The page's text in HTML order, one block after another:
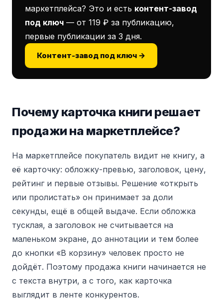
маркетплейса? Это и есть контент-завод
под ключ — от 119 ₽ за публикацию,
первые публикации за 3 дня.
Контент-завод под ключ →
Почему карточка книги решает
продажи на маркетплейсе?
На маркетплейсе покупатель видит не книгу, а
её карточку: обложку-превью, заголовок, цену,
рейтинг и первые отзывы. Решение «открыть
или пролистать» он принимает за доли
секунды, ещё в общей выдаче. Если обложка
тусклая, а заголовок не считывается на
маленьком экране, до аннотации и тем более
до кнопки «В корзину» человек просто не
дойдёт. Поэтому продажа книги начинается не
с текста внутри, а с того, как карточка
выглядит в ленте конкурентов.